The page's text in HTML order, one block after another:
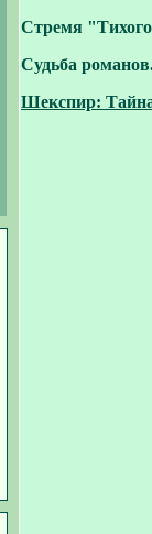
Стремя "
Судьба
Шекспир: